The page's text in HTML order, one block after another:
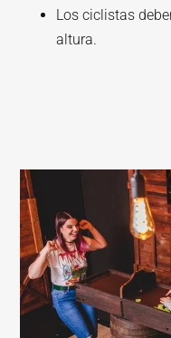
Los ciclistas
altura.